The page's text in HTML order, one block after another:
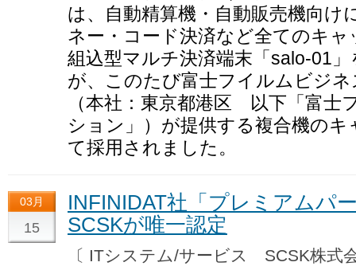
は、自動精算機・自動販売機向
ネー・コード決済など全てのキ
組込型マルチ決済端末「salo-01
が、このたび富士フイルムビジ
（本社：東京都港区 以下「富士
ション」）が提供する複合機の
て採用されました。
03月
15
INFINIDAT社「プレミアムパ
SCSKが唯一認定
〔 ITシステム/サービス SCSK株